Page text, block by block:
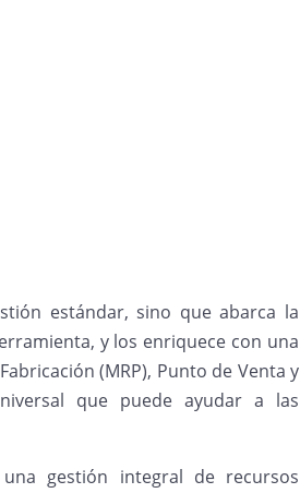
estándar, sino que abarca la
y los enriquece con una
(MRP), Punto de Venta y
que puede ayudar a las
gestión integral de recursos